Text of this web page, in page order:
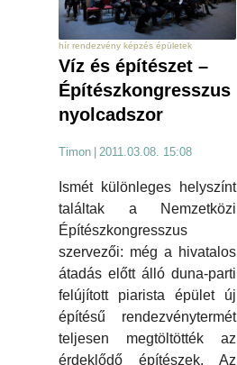
hír rendezvény képzés épületek
Víz és építészet –
Építészkongresszus
nyolcadszor
Timon 2011.03.08. 15:08
Ismét különleges helyszínt
találtak a Nemzetközi
Építészkongresszus
szervezői: még a hivatalos
átadás előtt álló duna-parti
felújított piarista épület új
építésű rendezvénytermét
teljesen megtöltötték az
érdeklődő építészek. Az